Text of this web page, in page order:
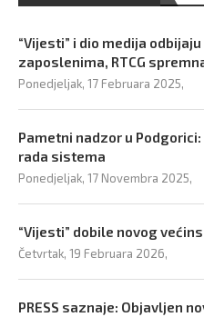
“Vijesti” i dio medija
zaposlenima, RTCG
Ponedjeljak, 17 Februara 2025,
Pametni nadzor u
rada sistema
Ponedjeljak, 17 Novembra 2025,
“Vijesti” dobile novog
Četvrtak, 19 Februara 2026,
PRESS saznaje: Objavljen